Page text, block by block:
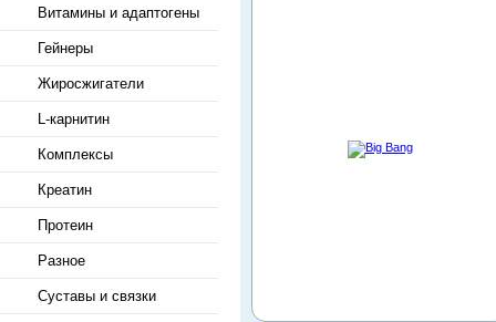
Витамины и адаптогены
Гейнеры
Жиросжигатели
L-карнитин
Комплексы
Креатин
Протеин
Разное
Суставы и связки